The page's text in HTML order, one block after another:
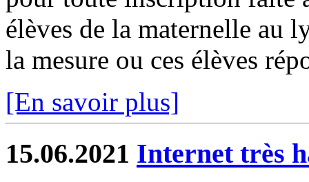
élèves de la maternelle au
la mesure ou ces élèves
[En savoir plus]
15.06.2021 Internet très